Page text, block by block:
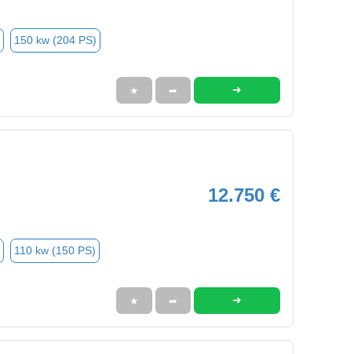
150 kw (204 PS)
★ ➦ ➜
12.750 €
110 kw (150 PS)
★ ➦ ➜